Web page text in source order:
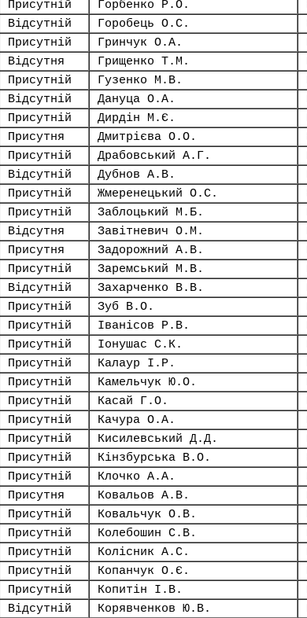
Присутній Горбенко Р.О.
Відсутній Горобець О.С.
Присутній Гринчук О.А.
Відсутня Грищенко Т.М.
Присутній Гузенко М.В.
Відсутній Дануца О.А.
Присутній Дирдін М.Є.
Присутня Дмитрієва О.О.
Присутній Драбовський А.Г.
Відсутній Дубнов А.В.
Присутній Жмеренецький О.С.
Присутній Заблоцький М.Б.
Відсутня Завітневич О.М.
Присутня Задорожний А.В.
Присутній Заремський М.В.
Відсутній Захарченко В.В.
Присутній Зуб В.О.
Присутній Іванісов Р.В.
Присутній Іонушас С.К.
Присутній Калаур І.Р.
Присутній Камельчук Ю.О.
Присутній Касай Г.О.
Присутній Качура О.А.
Присутній Кисилевський Д.Д.
Присутній Кінзбурська В.О.
Присутній Клочко А.А.
Присутня Ковальов А.В.
Присутній Ковальчук О.В.
Присутній Колебошин С.В.
Присутній Колісник А.С.
Присутній Копанчук О.Є.
Присутній Копитін І.В.
Відсутній Корявченков Ю.В.